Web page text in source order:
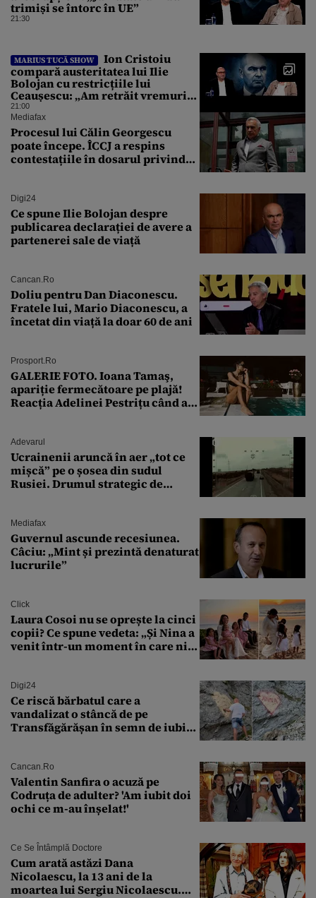
trimiși se întorc în UE”
21:30
MARIUS TUCĂ SHOW
Ion Cristoiu
compară austeritatea lui Ilie
Bolojan cu restricțiile lui
Ceaușescu: „Am retrăit vremurile
tinereții”
21:00
Mediafax
Procesul lui Călin Georgescu
poate începe. ÎCCJ a respins
contestațiile în dosarul privind
Digi24
Ce spune Ilie Bolojan despre
publicarea declarației de avere a
partenerei sale de viață
Cancan.ro
Doliu pentru Dan Diaconescu.
Fratele lui, Mario Diaconescu, a
încetat din viață la doar 60 de ani
Prosport.ro
GALERIE FOTO. Ioana Tamaş,
apariție fermecătoare pe plajă!
Reacția Adelinei Pestrițu când a
Adevarul
Ucrainenii aruncă în aer „tot ce
mișcă” pe o șosea din sudul
Rusiei. Drumul strategic de
Mediafax
Guvernul ascunde recesiunea.
Câciu: „Mint și prezintă denaturat
lucrurile”
Click
Laura Cosoi nu se oprește la cinci
copii? Ce spune vedeta: „Și Nina a
venit într-un moment în care nici
Digi24
Ce riscă bărbatul care a
vandalizat o stâncă de pe
Transfăgărășan în semn de iubire
Cancan.ro
Valentin Sanfira o acuză pe
Codruța de adulter? 'Am iubit doi
ochi ce m-au înșelat!'
Ce Se Întâmplă Doctore
Cum arată astăzi Dana
Nicolaescu, la 13 ani de la
moartea lui Sergiu Nicolaescu.